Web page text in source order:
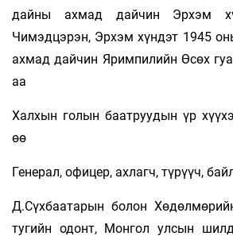
дайны ахмад дайчин Эрхэм
Чимэдцэрэн, Эрхэм хүндэт 1945
ахмад дайчин Яримпилийн Өсөх
аа
Халхын голын баатруудын үр
өө
Генерал, офицер, ахлагч, түрүүч,
Д.Сүхбаатарын болон
тугийн одонт, Монгол улсын